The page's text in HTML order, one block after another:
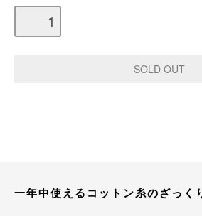
一年中使えるコットン糸のざっく